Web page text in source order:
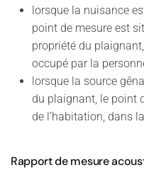
lorsque la nuisance
point de mesure est
propriété du
occupé par la
lorsque la source
du plaignant, le point
de l’habitation, dans
Rapport de mesure